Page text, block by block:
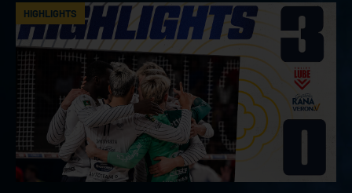
HIGHLIGHTS